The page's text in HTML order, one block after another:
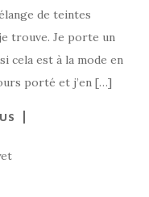
de teintes
trouve. Je porte un
cela est à la mode en
porté et j’en […]